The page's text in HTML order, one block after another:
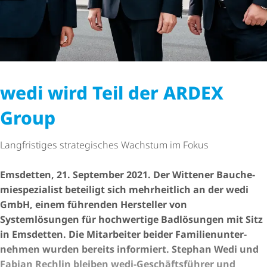
wedi wird Teil der ARDEX
Group
Langfristiges strategisches Wachstum im Fokus
Emsdetten, 21. September 2021. Der Wittener Bauche­
mie­spe­zi­a­list beteiligt sich mehrheitlich an der wedi
GmbH, einem führenden Hersteller von
Systemlösungen für hochwertige Badlösungen mit Sitz
in Emsdetten. Die Mitarbeiter beider Fami­li­en­un­ter­
nehmen wurden bereits informiert. Stephan Wedi und
Fabian Rechlin bleiben wedi-Geschäfts­führer und